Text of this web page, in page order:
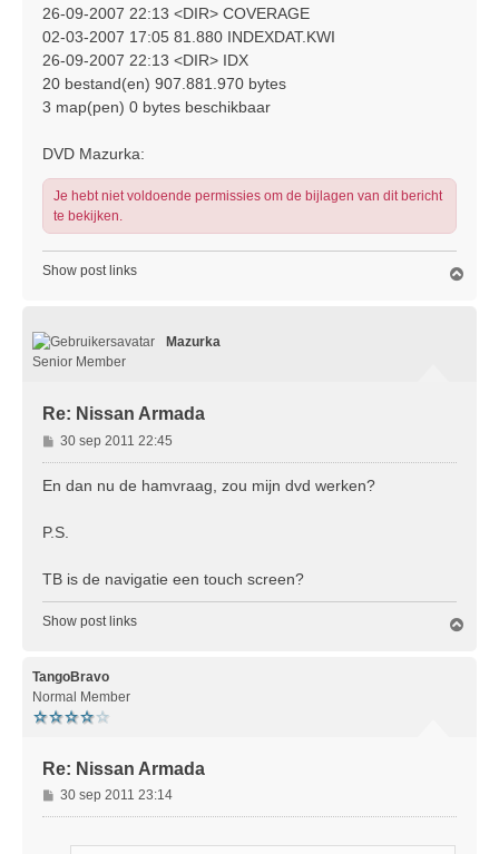
26-09-2007 22:13 <DIR> COVERAGE
02-03-2007 17:05 81.880 INDEXDAT.KWI
26-09-2007 22:13 <DIR> IDX
20 bestand(en) 907.881.970 bytes
3 map(pen) 0 bytes beschikbaar
DVD Mazurka:
Je hebt niet voldoende permissies om de bijlagen van dit bericht
te bekijken.
Show post links
Mazurka
Senior Member
Re: Nissan Armada
B
e
h
30 sep 2011 22:45
En dan nu de hamvraag, zou mijn dvd werken?
P.S.
TB is de navigatie een touch screen?
Show post links
TangoBravo
Normal Member
Re: Nissan Armada
B
e
30 sep 2011 23:14